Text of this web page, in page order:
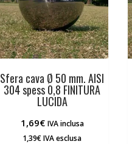
Sfera cava Ø 50 mm. AISI
304 spess 0,8 FINITURA
LUCIDA
1,69€ IVA inclusa
1,39€IVA esclusa